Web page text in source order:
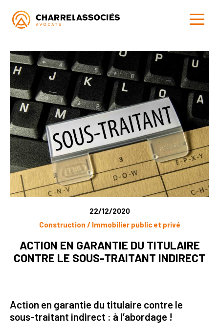
22/12/2020
Construction / Immobilier public et privé
ACTION EN GARANTIE DU TITULAIRE
CONTRE LE SOUS-TRAITANT INDIRECT
Action en garantie du titulaire contre le
sous-traitant indirect : à l’abordage !